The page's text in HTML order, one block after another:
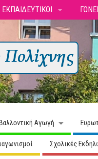
ΕΚΠΑΙΔΕΥΤΙΚΟΙ
Αγωγή
Σχολικές